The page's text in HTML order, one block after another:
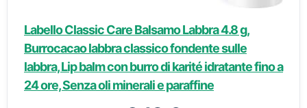
Labello Classic Care Balsamo Labbra 4.8 g,
Burrocacao labbra classico fondente sulle
labbra, Lip balm con burro di karité idratante fino a
24 ore, Senza oli minerali e paraffine